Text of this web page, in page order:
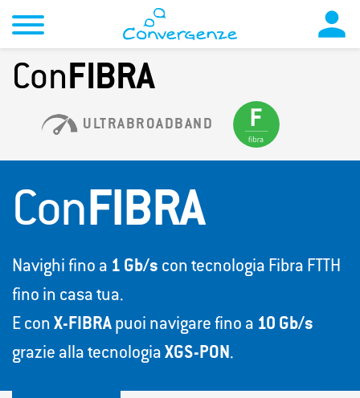

ConFIBRA
ULTRABROADBAND
ConFIBRA
Navighi fino a 1 Gb/s con tecnologia Fibra FTTH
fino in casa tua.
E con X-FIBRA puoi navigare fino a 10 Gb/s
grazie alla tecnologia XGS-PON.